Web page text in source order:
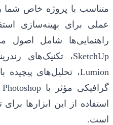
متناسب با پروژه خاص شما
عملی برای بهینه‌سازی
استفاده از این ابزارها
است.